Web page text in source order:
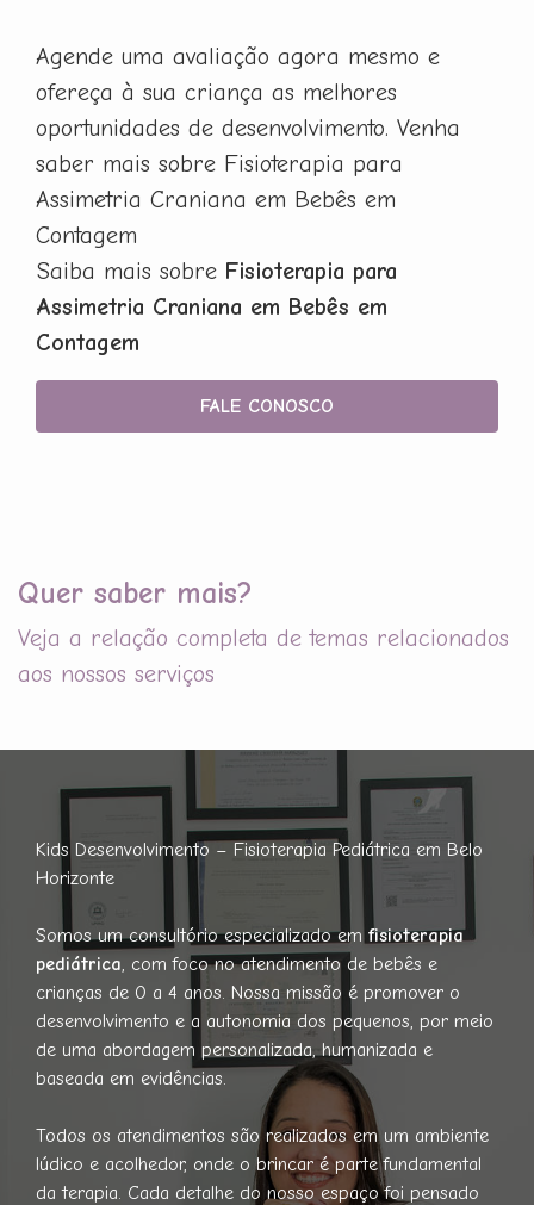
Agende uma avaliação agora mesmo e
ofereça à sua criança as melhores
oportunidades de desenvolvimento. Venha
saber mais sobre Fisioterapia para
Assimetria Craniana em Bebês em
Contagem
Saiba mais sobre Fisioterapia para
Assimetria Craniana em Bebês em
Contagem
FALE CONOSCO
Quer saber mais?
Veja a relação completa de temas relacionados
aos nossos serviços
Kids Desenvolvimento – Fisioterapia Pediátrica em Belo
Horizonte
Somos um consultório especializado em fisioterapia
pediátrica, com foco no atendimento de bebês e
crianças de 0 a 4 anos. Nossa missão é promover o
desenvolvimento e a autonomia dos pequenos, por meio
de uma abordagem personalizada, humanizada e
baseada em evidências.
Todos os atendimentos são realizados em um ambiente
lúdico e acolhedor, onde o brincar é parte fundamental
da terapia. Cada detalhe do nosso espaço foi pensado